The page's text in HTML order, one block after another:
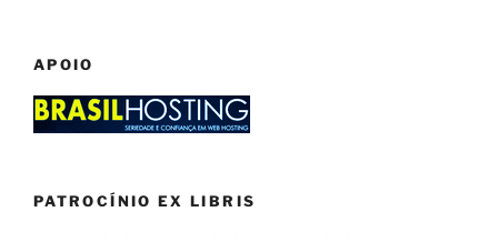
APOIO
PATROCÍNIO EX LIBRIS